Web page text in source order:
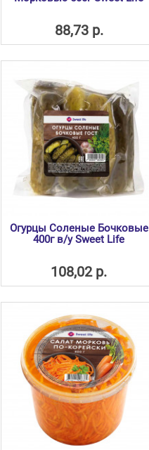
88,73 р.
Огурцы Соленые Бочковые
400г в/у Sweet Life
108,02 р.